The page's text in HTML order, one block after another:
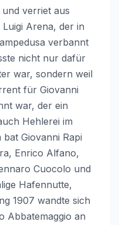
verriet aus
Arena, der in
verbannt
nicht nur dafür
war, sondern weil
für Giovanni
war, der ein
Hehlerei im
Giovanni Rapi
Enrico Alfano,
Cuocolo und
Hafennutte,
1907 wandte sich
Abbatemaggio an